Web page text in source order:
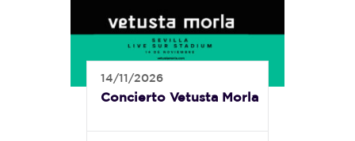
14/11/2026
Concierto Vetusta Morla